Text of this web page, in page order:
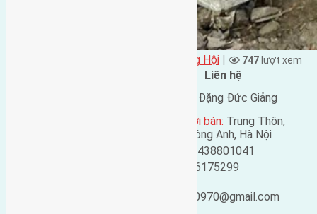
Xã Đông Hội | 747 lượt xem
Liên hệ
Đặng Đức Giảng
Địa chỉ người bán: Trung Thôn,
Đông Hội, Đông Anh, Hà Nội
0438801041
0916175299
ducgiang090970@gmail.com